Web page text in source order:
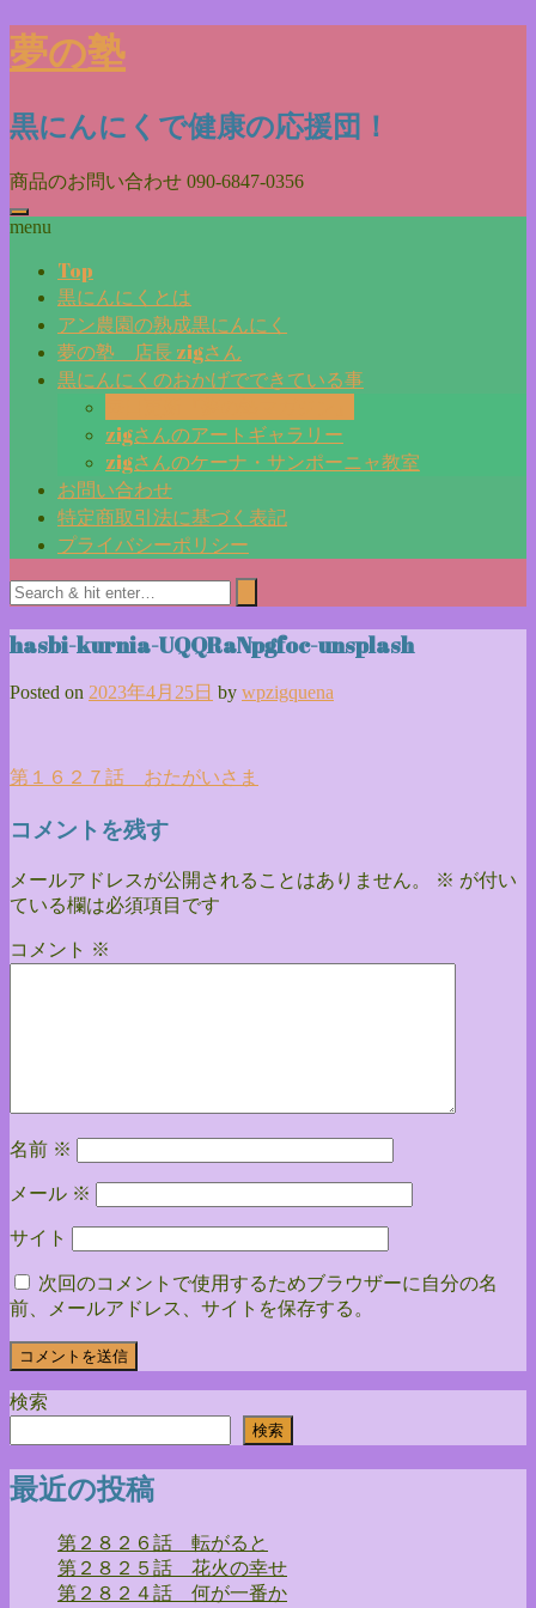
Skip
to
content
夢の塾
黒にんにくで健康の応援団！
商品のお問い合わせ 090-6847-0356
menu
Top
黒にんにくとは
アン農園の熟成黒にんにく
夢の塾 店長 zigさん
黒にんにくのおかげでできている事
zigさんのアートギャラリー
zigさんのケーナ・サンポーニャ教室
お問い合わせ
特定商取引法に基づく表記
プライバシーポリシー
hasbi-kurnia-UQQRaNpgfoc-unsplash
Posted on 2023年4月25日 by wpzigquena
投
稿
ビ
ゲ
第１６２７話 おたがいさま
コメントを残す
メールアドレスが公開されることはありません。 ※ が付い
ている欄は必須項目です
コメント ※
名前 ※
メール ※
サイト
次回のコメントで使用するためブラウザーに自分の名
前、メールアドレス、サイトを保存する。
検索
検索
最近の投稿
第２８２６話 転がると
第２８２５話 花火の幸せ
第２８２４話 何が一番か